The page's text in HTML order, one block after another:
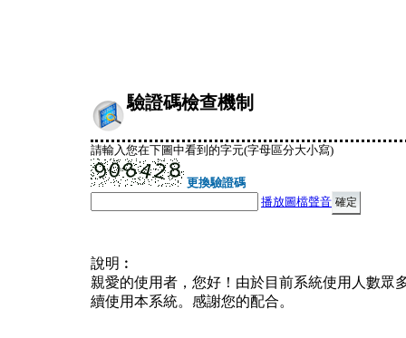
驗證碼檢查機制
請輸入您在下圖中看到的字元(字母區分大小寫)
更換驗證碼
播放圖檔聲音
說明︰
親愛的使用者，您好！由於目前系統使用人數眾
續使用本系統。感謝您的配合。